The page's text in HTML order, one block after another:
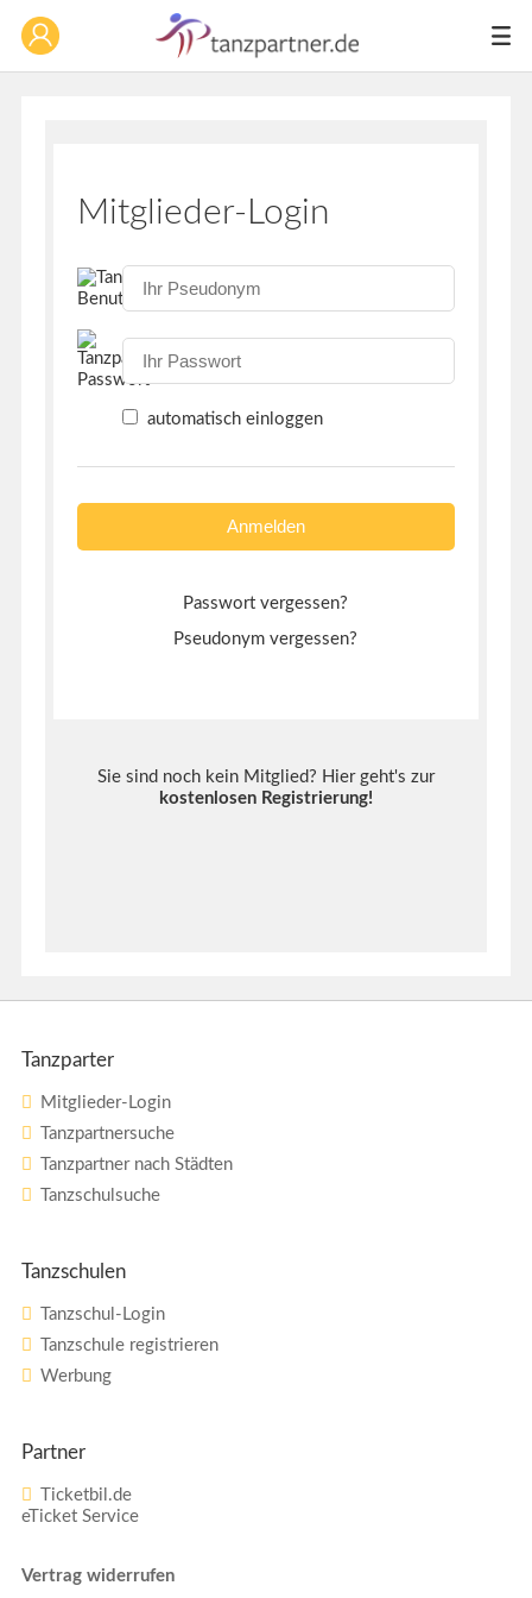
Mitglieder-Login
automatisch einloggen
Passwort vergessen?
Pseudonym vergessen?
Sie sind noch kein Mitglied? Hier geht's zur
kostenlosen Registrierung!
Tanzparter
Mitglieder-Login
Tanzpartnersuche
Tanzpartner nach Städten
Tanzschulsuche
Tanzschulen
Tanzschul-Login
Tanzschule registrieren
Werbung
Partner
Ticketbil.de
eTicket Service
Vertrag widerrufen